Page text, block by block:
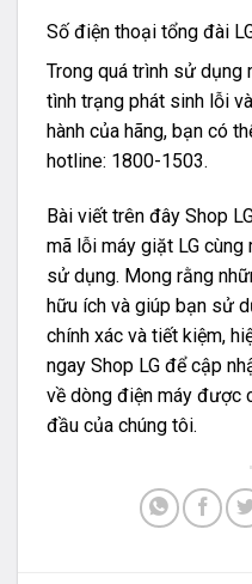
Số điện thoại tổng đài
Trong quá trình sử dụng
tình trạng phát sinh lỗi
hành của hãng, bạn có
hotline: 1800-1503.
Bài viết trên đây Shop
mã lỗi máy giặt LG
sử dụng. Mong rằng
hữu ích và giúp bạn sử
chính xác và tiết kiệm,
ngay Shop LG để cập
về dòng điện máy được
đầu của chúng tôi.